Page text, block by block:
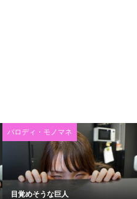
パロディ・モノマネ
目覚めそうな巨人